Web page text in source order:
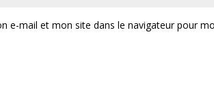
e-mail et mon site dans le navigateur pour